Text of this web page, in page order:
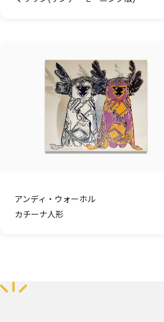
アンディ・ウォーホル
カチーナ人形